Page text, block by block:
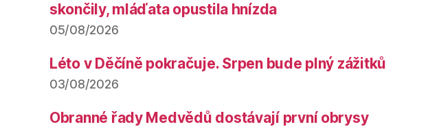
skončily, mláďata opustila hnízda
05/08/2026
Léto v Děčíně pokračuje. Srpen bude plný zážitků
03/08/2026
Obranné řady Medvědů dostávají první obrysy